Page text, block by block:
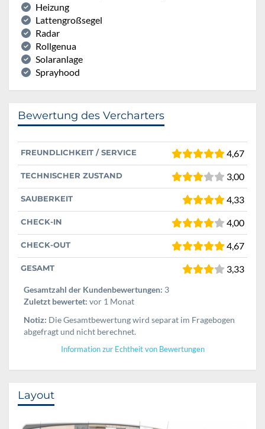
Heizung
Lattengroßsegel
Radar
Rollgenua
Solaranlage
Sprayhood
Bewertung des Vercharters
FREUNDLICHKEIT / SERVICE 4,67
TECHNISCHER ZUSTAND 3,00
SAUBERKEIT 4,33
CHECK-IN 4,00
CHECK-OUT 4,67
GESAMT 3,33
Gesamtzahl der Kundenbewertungen: 3
Zuletzt bewertet: vor 1 Monat
Notiz: Die Gesamtbewertung wird separat im Fragebogen
abgefragt und nicht berechnet.
Information zur Echtheit von Bewertungen
Layout